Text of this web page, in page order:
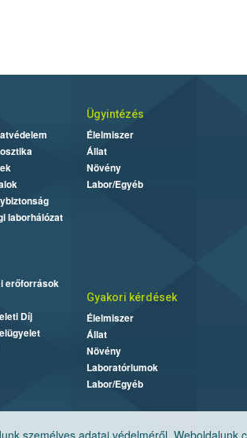
személyes adatai védelméről. Weboldalunk
laborhálózat
erőforrások
Díj
Ügyintézés
Élelmiszer
Állat
Növény
Labor/Egyéb
Gyakori kérdések
Élelmiszer
Állat
Növény
Laboratóriumok
Labor/Egyéb